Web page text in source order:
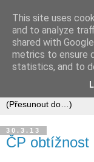
30.3.13
ČP obtížnost
This site uses
and to analyze
shared with
metrics to ensure
statistics, and to